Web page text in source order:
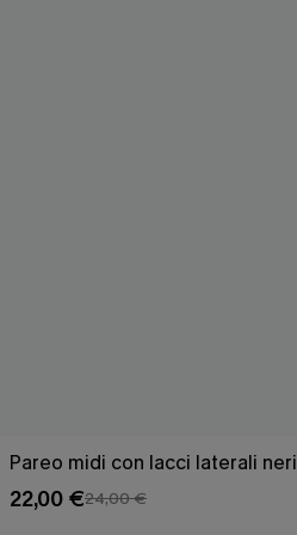
Pareo midi con lacci laterali neri
22,00 €24,00 €